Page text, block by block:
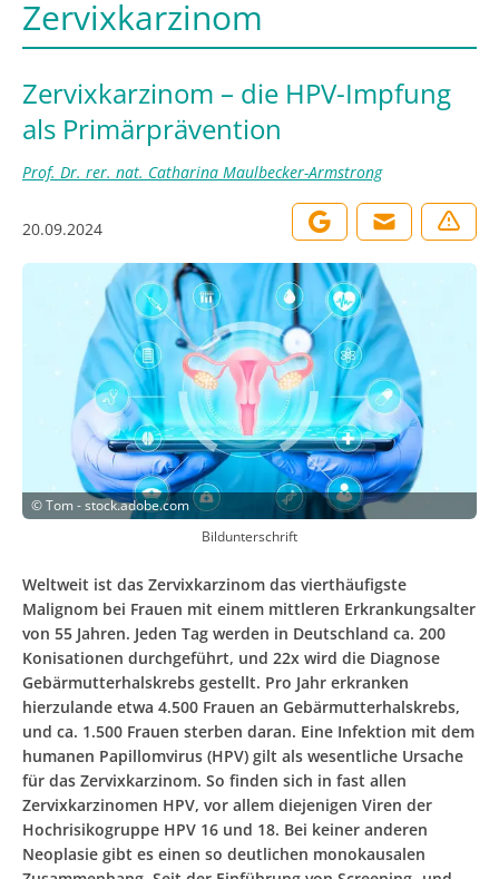
Zervixkarzinom
Zervixkarzinom – die HPV-Impfung
als Primärprävention
Prof. Dr. rer. nat. Catharina Maulbecker-Armstrong
20.09.2024
©Tom - stock.adobe.com
Bildunterschrift
Weltweit ist das Zervixkarzinom das vierthäufigste
Malignom bei Frauen mit einem mittleren Erkrankungsalter
von 55 Jahren. Jeden Tag werden in Deutschland ca. 200
Konisationen durchgeführt, und 22x wird die Diagnose
Gebärmutterhalskrebs gestellt. Pro Jahr erkranken
hierzulande etwa 4.500 Frauen an Gebärmutterhalskrebs,
und ca. 1.500 Frauen sterben daran. Eine Infektion mit dem
humanen Papillomvirus (HPV) gilt als wesentliche Ursache
für das Zervixkarzinom. So finden sich in fast allen
Zervixkarzinomen HPV, vor allem diejenigen Viren der
Hochrisikogruppe HPV 16 und 18. Bei keiner anderen
Neoplasie gibt es einen so deutlichen monokausalen